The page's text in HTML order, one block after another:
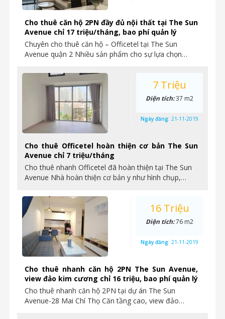
Cho thuê căn hộ 2PN đầy đủ nội thất tại The Sun
Avenue chỉ 17 triệu/tháng, bao phí quản lý
Chuyên cho thuê căn hộ – Officetel tại The Sun
Avenue quận 2 Nhiều sản phẩm cho sự lựa chọn…
Cho thuê Officetel hoàn thiện cơ bản The Sun
Avenue chỉ 7 triệu/tháng
Cho thuê nhanh Officetel đã hoàn thiện tại The Sun
Avenue Nhà hoàn thiện cơ bản y như hình chụp,…
7 Triệu
Diện tích:37 m2
Ngày đăng: 21-11-2019
Cho thuê nhanh căn hộ 2PN The Sun Avenue,
view đảo kim cương chỉ 16 triệu, bao phí quản lý
Cho thuê nhanh căn hộ 2PN tại dự án The Sun
Avenue-28 Mai Chí Thọ Căn tầng cao, view đảo…
16 Triệu
Diện tích:76 m2
Ngày đăng: 21-11-2019